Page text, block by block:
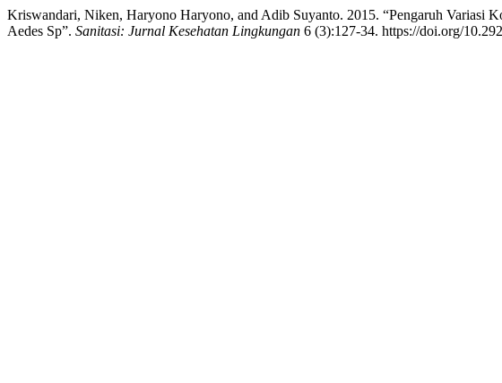
Kriswandari, Niken, Haryono Haryono, and Adib Suyanto. 2015. “Pengaruh Variasi
Aedes Sp”. Sanitasi: Jurnal Kesehatan Lingkungan 6 (3):127-34. https://doi.org/